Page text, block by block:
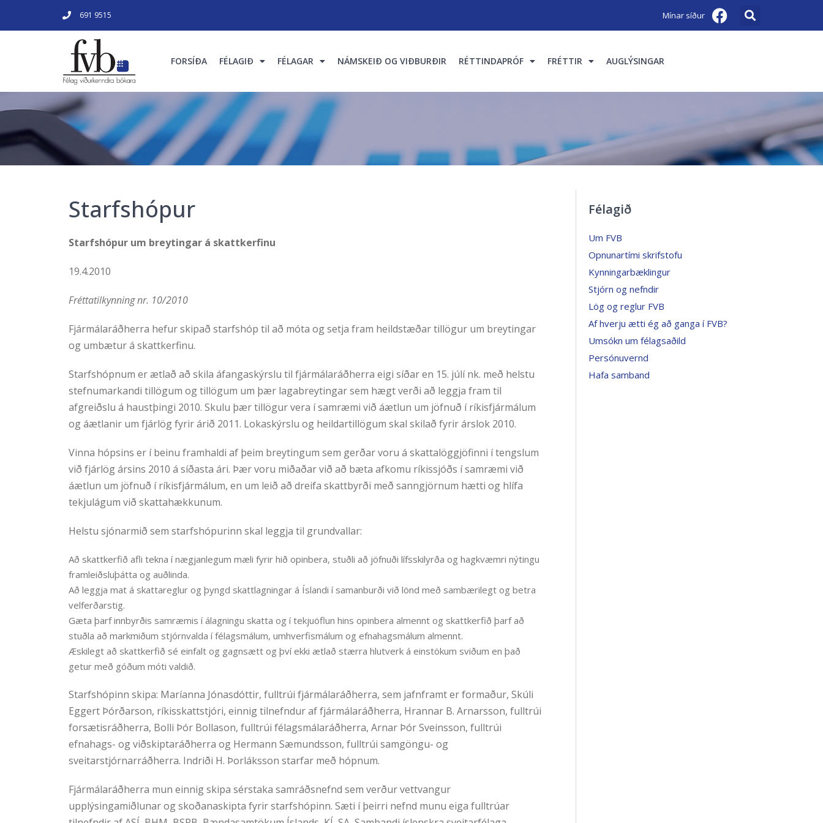
691 9515 Mínar síður
FORSÍÐA FÉLAGIÐ FÉLAGAR NÁMSKEIÐ OG VIÐBURÐIR RÉTTINDAPRÓF FRÉTTIR AUGLÝSINGAR
Starfshópur
Starfshópur um breytingar á skattkerfinu
19.4.2010
Fréttatilkynning nr. 10/2010
Fjármálaráðherra hefur skipað starfshóp til að móta og setja fram heildstæðar tillögur um breytingar
og umbætur á skattkerfinu.
Starfshópnum er ætlað að skila áfangaskýrslu til fjármálaráðherra eigi síðar en 15. júlí nk. með helstu
stefnumarkandi tillögum og tillögum um þær lagabreytingar sem hægt verði að leggja fram til
afgreiðslu á haustþingi 2010. Skulu þær tillögur vera í samræmi við áætlun um jöfnuð í ríkisfjármálum
og áætlanir um fjárlög fyrir árið 2011. Lokaskýrslu og heildartillögum skal skilað fyrir árslok 2010.
Vinna hópsins er í beinu framhaldi af þeim breytingum sem gerðar voru á skattalöggjöfinni í tengslum
við fjárlög ársins 2010 á síðasta ári. Þær voru miðaðar við að bæta afkomu ríkissjóðs í samræmi við
áætlun um jöfnuð í ríkisfjármálum, en um leið að dreifa skattbyrði með sanngjörnum hætti og hlífa
tekjulágum við skattahækkunum.
Helstu sjónarmið sem starfshópurinn skal leggja til grundvallar:
Að skattkerfið afli tekna í nægjanlegum mæli fyrir hið opinbera, stuðli að jöfnuði lífsskilyrða og hagkvæmri nýtingu
framleiðsluþátta og auðlinda.
Að leggja mat á skattareglur og þyngd skattlagningar á Íslandi í samanburði við lönd með sambærilegt og betra
velferðarstig.
Gæta þarf innbyrðis samræmis í álagningu skatta og í tekjuöflun hins opinbera almennt og skattkerfið þarf að
stuðla að markmiðum stjórnvalda í félagsmálum, umhverfismálum og efnahagsmálum almennt.
Æskilegt að skattkerfið sé einfalt og gagnsætt og því ekki ætlað stærra hlutverk á einstökum sviðum en það
getur með góðum móti valdið.
Starfshópinn skipa: Maríanna Jónasdóttir, fulltrúi fjármálaráðherra, sem jafnframt er formaður, Skúli
Eggert Þórðarson, ríkisskattstjóri, einnig tilnefndur af fjármálaráðherra, Hrannar B. Arnarsson, fulltrúi
forsætisráðherra, Bolli Þór Bollason, fulltrúi félagsmálaráðherra, Arnar Þór Sveinsson, fulltrúi
efnahags- og viðskiptaráðherra og Hermann Sæmundsson, fulltrúi samgöngu- og
sveitarstjórnarráðherra. Indriði H. Þorláksson starfar með hópnum.
Fjármálaráðherra mun einnig skipa sérstaka samráðsnefnd sem verður vettvangur
upplýsingamiðlunar og skoðanaskipta fyrir starfshópinn. Sæti í þeirri nefnd munu eiga fulltrúar
Félagið
Um FVB
Opnunartími skrifstofu
Kynningarbæklingur
Stjórn og nefndir
Lög og reglur FVB
Af hverju ætti ég að ganga í FVB?
Umsókn um félagsaðild
Persónuvernd
Hafa samband